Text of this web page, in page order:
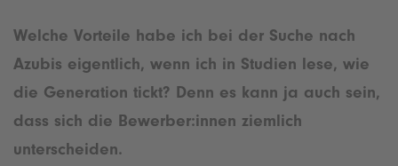
Welche Vorteile habe ich bei der Suche nach
Azubis eigentlich, wenn ich in Studien lese, wie
die Generation tickt? Denn es kann ja auch sein,
dass sich die Bewerber:innen ziemlich
unterscheiden.